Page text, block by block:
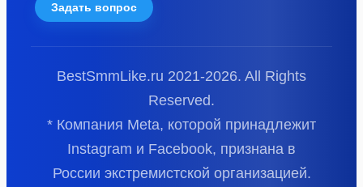
Задать вопрос
BestSmmLike.ru 2021-2026. All Rights
Reserved.
* Компания Meta, которой принадлежит
Instagram и Facebook, признана в
России экстремистской организацией.